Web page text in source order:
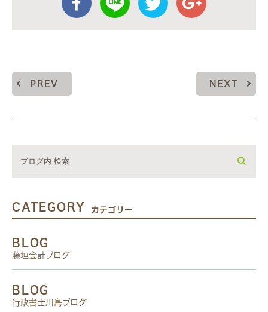
PREV NEXT
CATEGORY カテゴリー
BLOG
藤垣会計ブログ
BLOG
行政書士川島ブログ